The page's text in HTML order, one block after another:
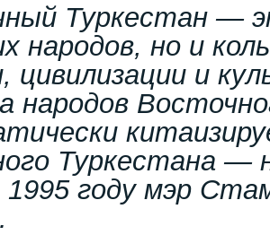
Туркестан —
народов, но и
цивилизации и
народов
Туркестана —
1995 году мэр
.